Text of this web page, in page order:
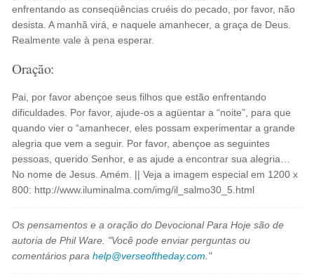
enfrentando as conseqüências cruéis do pecado, por favor, não
desista. A manhã virá, e naquele amanhecer, a graça de Deus.
Realmente vale à pena esperar.
Oração:
Pai, por favor abençoe seus filhos que estão enfrentando
dificuldades. Por favor, ajude-os a agüentar a “noite”, para que
quando vier o “amanhecer, eles possam experimentar a grande
alegria que vem a seguir. Por favor, abençoe as seguintes
pessoas, querido Senhor, e as ajude a encontrar sua alegria…
No nome de Jesus. Amém. || Veja a imagem especial em 1200 x
800: http://www.iluminalma.com/img/il_salmo30_5.html
Os pensamentos e a oração do Devocional Para Hoje são de
autoria de Phil Ware. "Você pode enviar perguntas ou
comentários parahelp@verseoftheday.com ."